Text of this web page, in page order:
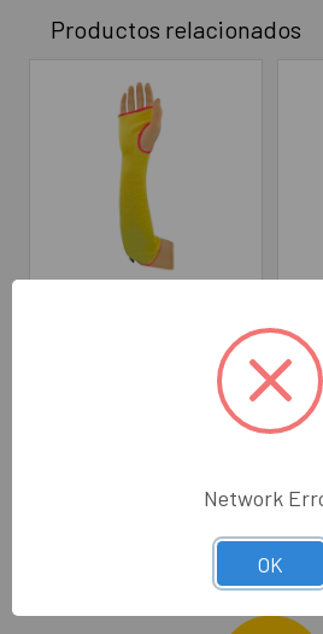
Productos relacionados
Manga Resistente al Corte
Kevlar Amarillo MCR
MESX9378KCTV
Network
OK